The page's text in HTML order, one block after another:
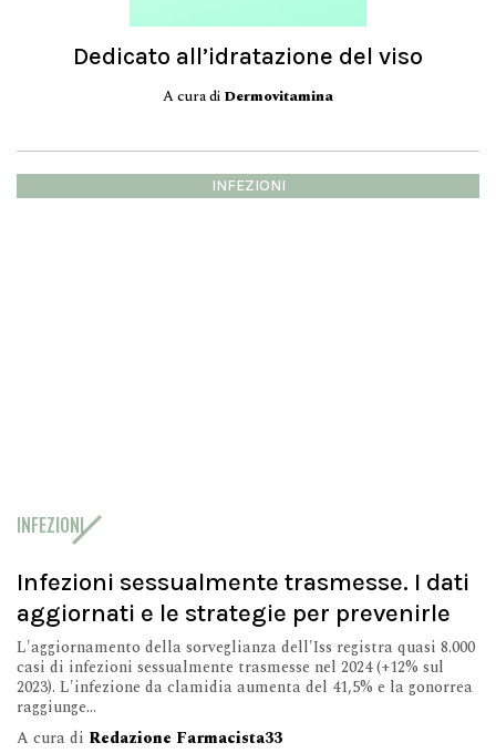
Dedicato all’idratazione del viso
A cura di Dermovitamina
INFEZIONI
INFEZIONI
Infezioni sessualmente trasmesse. I dati
aggiornati e le strategie per prevenirle
L'aggiornamento della sorveglianza dell'Iss registra quasi 8.000
casi di infezioni sessualmente trasmesse nel 2024 (+12% sul
2023). L'infezione da clamidia aumenta del 41,5% e la gonorrea
raggiunge...
A cura di Redazione Farmacista33